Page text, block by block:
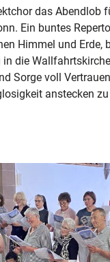
das Abendlob
Ein buntes
Himmel und Erde,
die
Sorge voll
anstecken